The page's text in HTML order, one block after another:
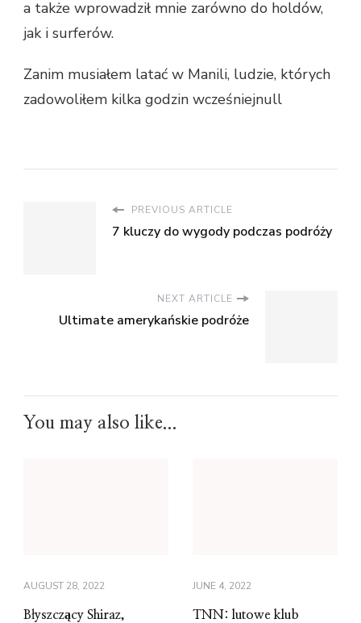
a także wprowadził mnie zarówno do holdów,
jak i surferów.
Zanim musiałem latać w Manili, ludzie, których
zadowoliłem kilka godzin wcześniejnull
PREVIOUS ARTICLE
7 kluczy do wygody podczas podróży
NEXT ARTICLE
Ultimate amerykańskie podróże
You may also like...
AUGUST 28, 2022
Błyszczący Shiraz,
JUNE 4, 2022
TNN: lutowe klub